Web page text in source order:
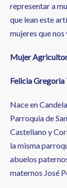
representar a
que lean este
mujeres que
Mujer
Felicia Gregoria
Nace en
Parroquia de
Castellano y
la misma
abuelos
maternos José